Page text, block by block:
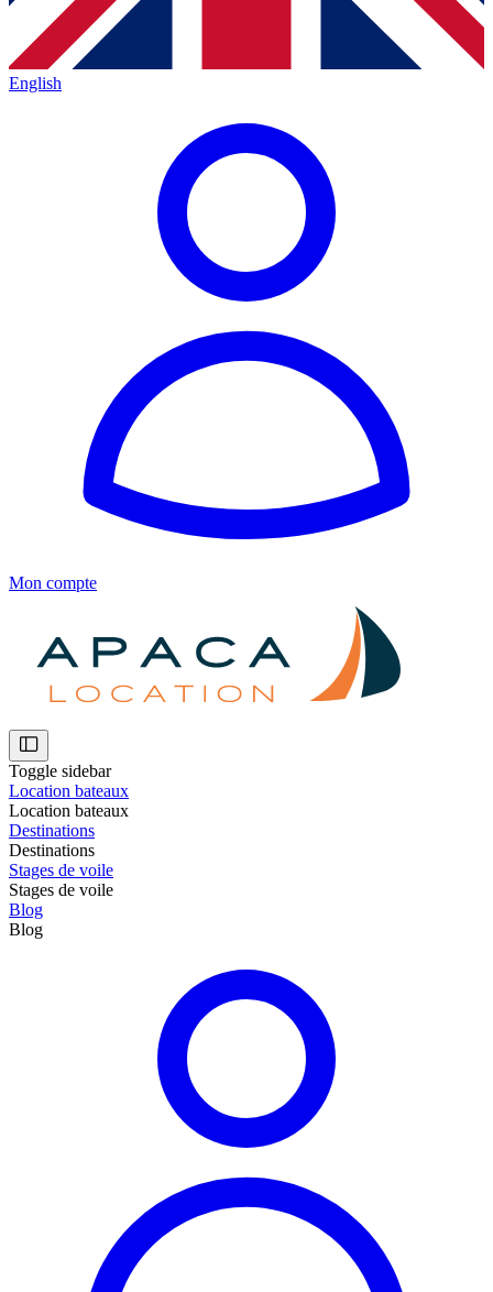
English
Mon compte
Toggle sidebar
Location bateaux
Location bateaux
Destinations
Destinations
Stages de voile
Stages de voile
Blog
Blog